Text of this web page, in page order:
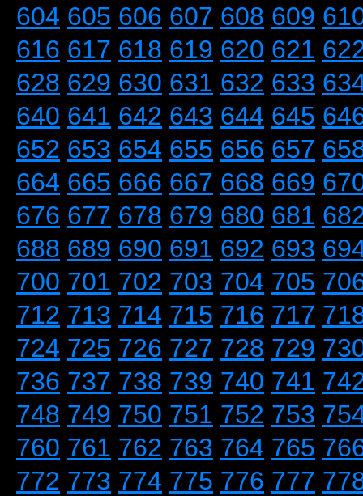
604 605 606 607 608 609
616 617 618 619 620 621
628 629 630 631 632 633
640 641 642 643 644 645
652 653 654 655 656 657
664 665 666 667 668 669
676 677 678 679 680 681
688 689 690 691 692 693
700 701 702 703 704 705
712 713 714 715 716 717
724 725 726 727 728 729
736 737 738 739 740 741
748 749 750 751 752 753
760 761 762 763 764 765
772 773 774 775 776 777